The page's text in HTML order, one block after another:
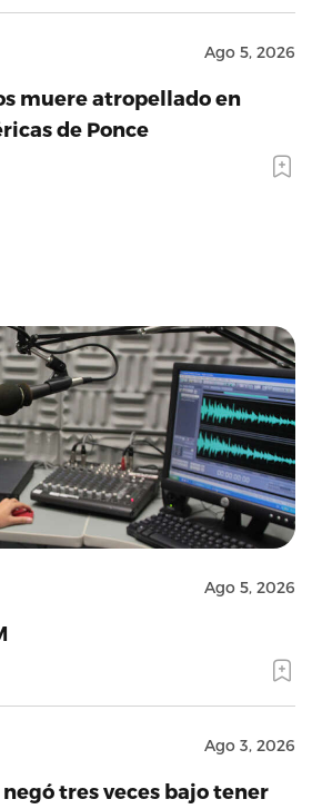
Ago 5, 2026
muere atropellado en
de Ponce
Ago 5, 2026
Ago 3, 2026
negó tres veces bajo tener